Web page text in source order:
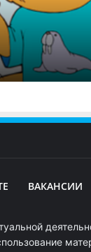
ВАКАНСИИ